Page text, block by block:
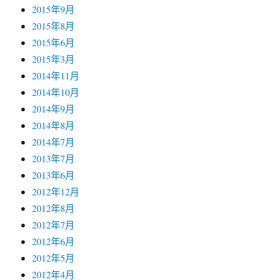
2015年9月
2015年8月
2015年6月
2015年3月
2014年11月
2014年10月
2014年9月
2014年8月
2014年7月
2013年7月
2013年6月
2012年12月
2012年8月
2012年7月
2012年6月
2012年5月
2012年4月